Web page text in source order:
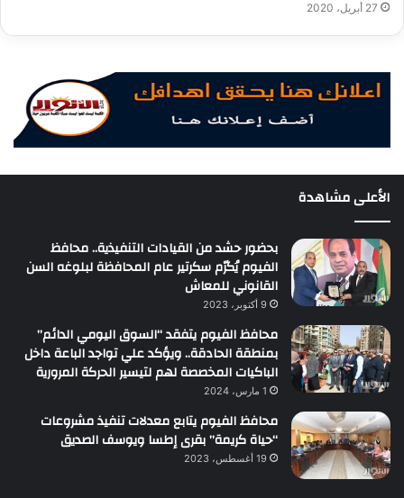
27 أبريل، 2020
الأعلى مشاهدة
بحضور حشد من القيادات التنفيذية.. محافظ
الفيوم يُكرّم سكرتير عام المحافظة لبلوغه السن
القانوني للمعاش
9 أكتوبر، 2023
محافظ الفيوم يتفقد “السوق اليومي الدائم”
بمنطقة الحادقة.. ويؤكد علي تواجد الباعة داخل
الباكيات المخصصة لهم لتيسير الحركة المرورية
1 مارس، 2024
محافظ الفيوم يتابع معدلات تنفيذ مشروعات
“حياة كريمة” بقرى إطسا ويوسف الصديق
19 أغسطس، 2023